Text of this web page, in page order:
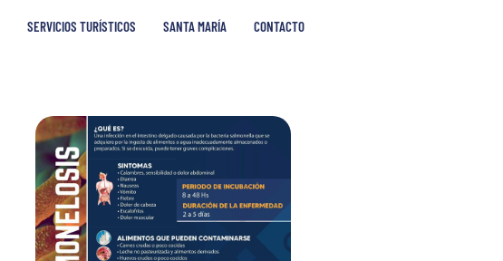
SERVICIOS TURÍSTICOS SANTA MARÍA CONTACTO